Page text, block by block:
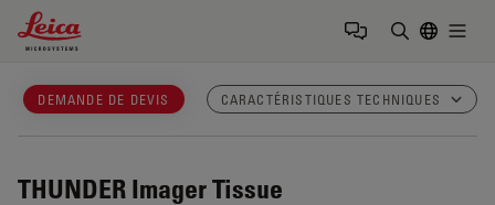
Leica Microsystems Logo
DEMANDE DE DEVIS CARACTÉRISTIQUES TECHNIQUES
THUNDER Imager Tissue